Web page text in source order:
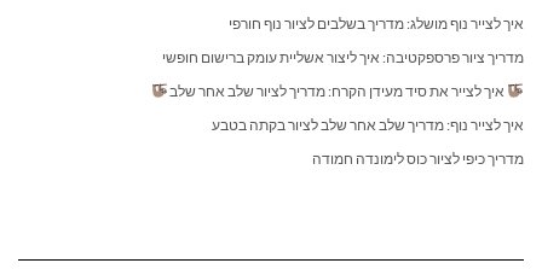
איך לצייר נוף מושלג: מדריך בשלבים לציור נוף חורפי
מדריך ציור פרספקטיבה: איך ליצור אשליית עומק ברישום חופשי
איך לצייר את סיד מעידן הקרח: מדריך לציור שלב אחר שלב
איך לצייר נוף: מדריך שלב אחר שלב לציור בקתה בטבע
מדריך כיפי לציור כוס לימונדה חמודה